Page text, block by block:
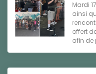
Mardi
ainsi
offert
afin de